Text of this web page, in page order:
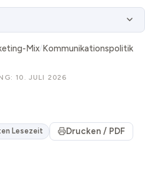
Mix Kommunikationspolitik
10. JULI 2026
Lesezeit Drucken / PDF